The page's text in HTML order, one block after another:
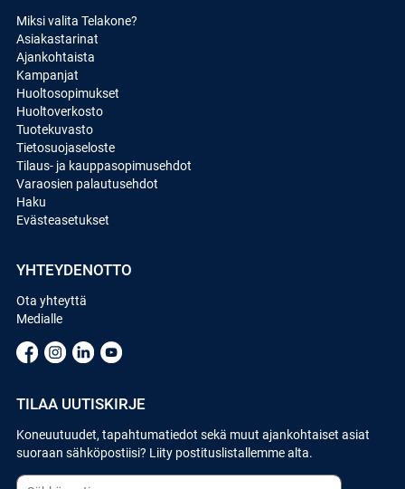
Miksi valita Telakone?
Asiakastarinat
Ajankohtaista
Kampanjat
Huoltosopimukset
Huoltoverkosto
Tuotekuvasto
Tietosuojaseloste
Tilaus- ja kauppasopimusehdot
Varaosien palautusehdot
Haku
Evästeasetukset
YHTEYDENOTTO
Ota yhteyttä
Medialle
TILAA UUTISKIRJE
Koneuutuudet, tapahtumatiedot sekä muut ajankohtaiset asiat
suoraan sähköpostiisi? Liity postituslistallemme alta.